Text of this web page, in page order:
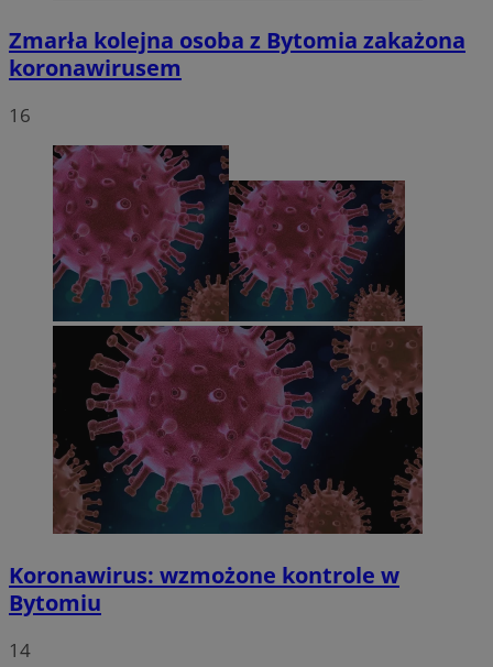
Zmarła kolejna osoba z Bytomia zakażona
koronawirusem
16
Koronawirus: wzmożone kontrole w
Bytomiu
14